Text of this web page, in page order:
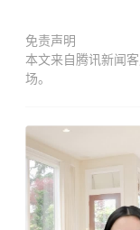
免责声明
本文来自腾讯新闻
场。